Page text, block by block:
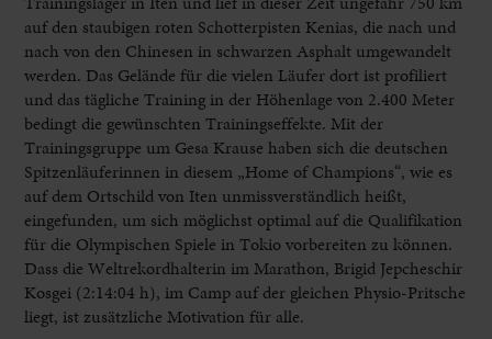
auf den staubigen roten Schotterpisten Kenias, die nach und
nach von den Chinesen in schwarzen Asphalt umgewandelt
werden. Das Gelände für die vielen Läufer dort ist profiliert
und das tägliche Training in der Höhenlage von 2.400 Meter
bedingt die gewünschten Trainingseffekte. Mit der
Trainingsgruppe um Gesa Krause haben sich die deutschen
Spitzenläuferinnen in diesem „Home of Champions“, wie es
auf dem Ortschild von Iten unmissverständlich heißt,
eingefunden, um sich möglichst optimal auf die Qualifikation
für die Olympischen Spiele in Tokio vorbereiten zu können.
Dass die Weltrekordhalterin im Marathon, Brigid Jepcheschir
Kosgei (2:14:04 h), im Camp auf der gleichen Physio-Pritsche
liegt, ist zusätzliche Motivation für alle.